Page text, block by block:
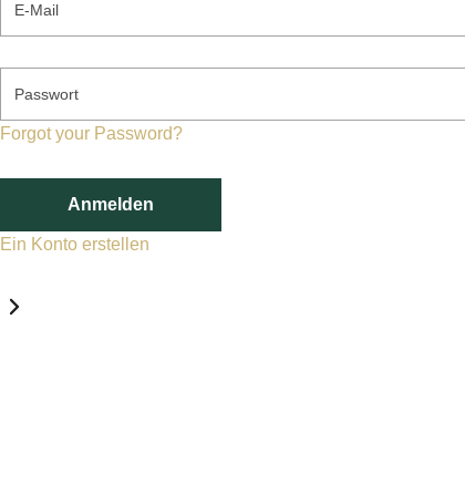
Passwort
Forgot your Password?
Anmelden
Ein Konto erstellen